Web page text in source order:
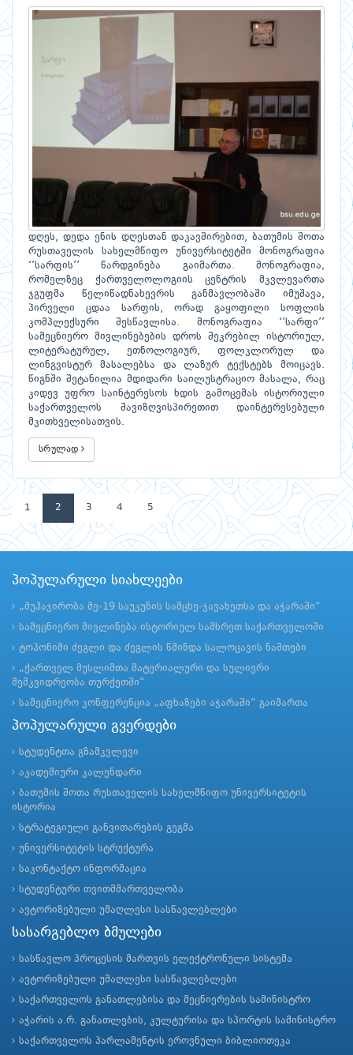
დღეს, დედა ენის დღესთან დაკავშირებით, ბათუმის შოთა
რუსთაველის სახელმწიფო უნივერსიტეტში მონოგრაფია
‘’სარფის’’ წარდგინება გაიმართა. მონოგრაფია,
რომელზეც ქართველოლოგიის ცენტრის მკვლევართა
ჯგუფმა წელიწადნახევრის განმავლობაში იმუშავა,
პირველი ცდაა სარფის, ორად გაყოფილი სოფლის
კომპლექსური შესწავლისა. მონოგრაფია ‘’სარფი’’
სამეცნიერო მივლინებების დროს შეკრებილ ისტორიულ,
ლიტერატურულ, ეთნოლოგიურ, ფოლკლორულ და
ლინგვისტურ მასალებსა და ლაზურ ტექსტებს მოიცავს.
წიგნში შეტანილია მდიდარი საილუსტრაციო მასალა, რაც
კიდევ უფრო საინტერესოს ხდის გამოცემას ისტორიული
საქართველოს შავიზღვისპირეთით დაინტერესებული
მკითხველისათვის.
სრულად
1 2 3 4 5
პოპულარული სიახლეები
„მუჰაჯირობა მე-19 საუკუნის სამცხე-ჯავახეთსა და აჭარაში“
სამეცნიერო მივლინება ისტორიულ სამხრეთ საქართველოში
ტოპონიმი ძეგლი და ძეგლის წმინდა სალოცავის ნაშთები
„ქართველ მუსლიმთა მატერიალური და სულიერი
მემკვიდრეობა თურქეთში“
სამეცნიერო კონფერენცია „აფხაზები აჭარაში“ გაიმართა
პოპულარული გვერდები
სტუდენტთა გზამკვლევი
აკადემიური კალენდარი
ბათუმის შოთა რუსთაველის სახელმწიფო უნივერსიტეტის
ისტორია
სტრატეგიული განვითარების გეგმა
უნივერსიტეტის სტრუქტურა
საკონტაქტო ინფორმაცია
სტუდენტური თვითმმართველობა
ავტორიზებული უმაღლესი სასწავლებლები
სასარგებლო ბმულები
სასწავლო პროცესის მართვის ელექტრონული სისტემა
ავტორიზებული უმაღლესი სასწავლებლები
საქართველოს განათლებისა და მეცნიერების სამინისტრო
აჭარის ა.რ. განათლების, კულტურისა და სპორტის სამინისტრო
საქართველოს პარლამენტის ეროვნული ბიბლიოთეკა